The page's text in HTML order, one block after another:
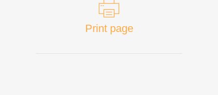
Print page